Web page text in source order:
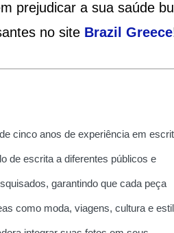
prejudicar a sua saúde
no site Brazil Greece
cinco anos de experiência em
de escrita a diferentes públicos e
garantindo que cada peça
como moda, viagens, cultura e